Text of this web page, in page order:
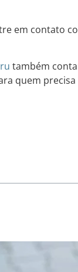
em contato
também
quem